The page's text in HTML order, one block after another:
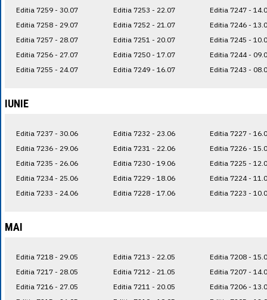
Editia 7259 - 30.07
Editia 7258 - 29.07
Editia 7257 - 28.07
Editia 7256 - 27.07
Editia 7255 - 24.07
Editia 7253 - 22.07
Editia 7252 - 21.07
Editia 7251 - 20.07
Editia 7250 - 17.07
Editia 7249 - 16.07
Editia 7247 -
Editia 7246 -
Editia 7245 -
Editia 7244 -
Editia 7243 -
IUNIE
Editia 7237 - 30.06
Editia 7236 - 29.06
Editia 7235 - 26.06
Editia 7234 - 25.06
Editia 7233 - 24.06
Editia 7232 - 23.06
Editia 7231 - 22.06
Editia 7230 - 19.06
Editia 7229 - 18.06
Editia 7228 - 17.06
Editia 7227 -
Editia 7226 -
Editia 7225 -
Editia 7224 -
Editia 7223 -
MAI
Editia 7218 - 29.05
Editia 7217 - 28.05
Editia 7216 - 27.05
Editia 7213 - 22.05
Editia 7212 - 21.05
Editia 7211 - 20.05
Editia 7208 -
Editia 7207 -
Editia 7206 -